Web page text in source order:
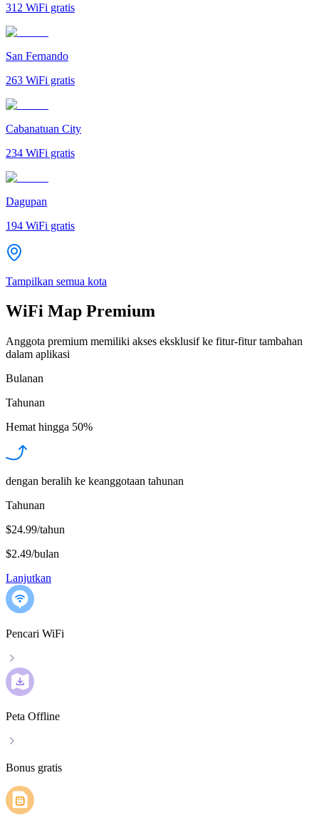
312 WiFi gratis
San Fernando
263 WiFi gratis
Cabanatuan City
234 WiFi gratis
Dagupan
194 WiFi gratis
Tampilkan semua kota
WiFi Map Premium
Anggota premium memiliki akses eksklusif ke fitur-fitur tambahan
dalam aplikasi
Bulanan
Tahunan
Hemat hingga 50%
dengan beralih ke keanggotaan tahunan
Tahunan
$24.99/tahun
$2.49/bulan
Lanjutkan
Pencari WiFi
Peta Offline
Bonus gratis